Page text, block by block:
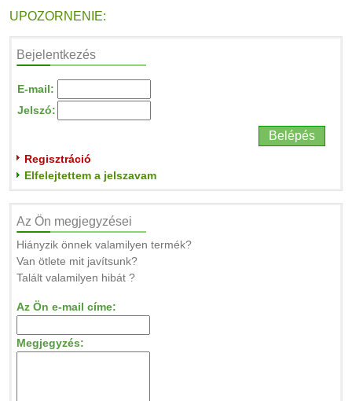
UPOZORNENIE:
Bejelentkezés
E-mail:
Jelszó:
Regisztráció
Elfelejtettem a jelszavam
Az Ön megjegyzései
Hiányzik önnek valamilyen termék?
Van ötlete mit javítsunk?
Talált valamilyen hibát ?
Az Ön e-mail címe:
Megjegyzés: